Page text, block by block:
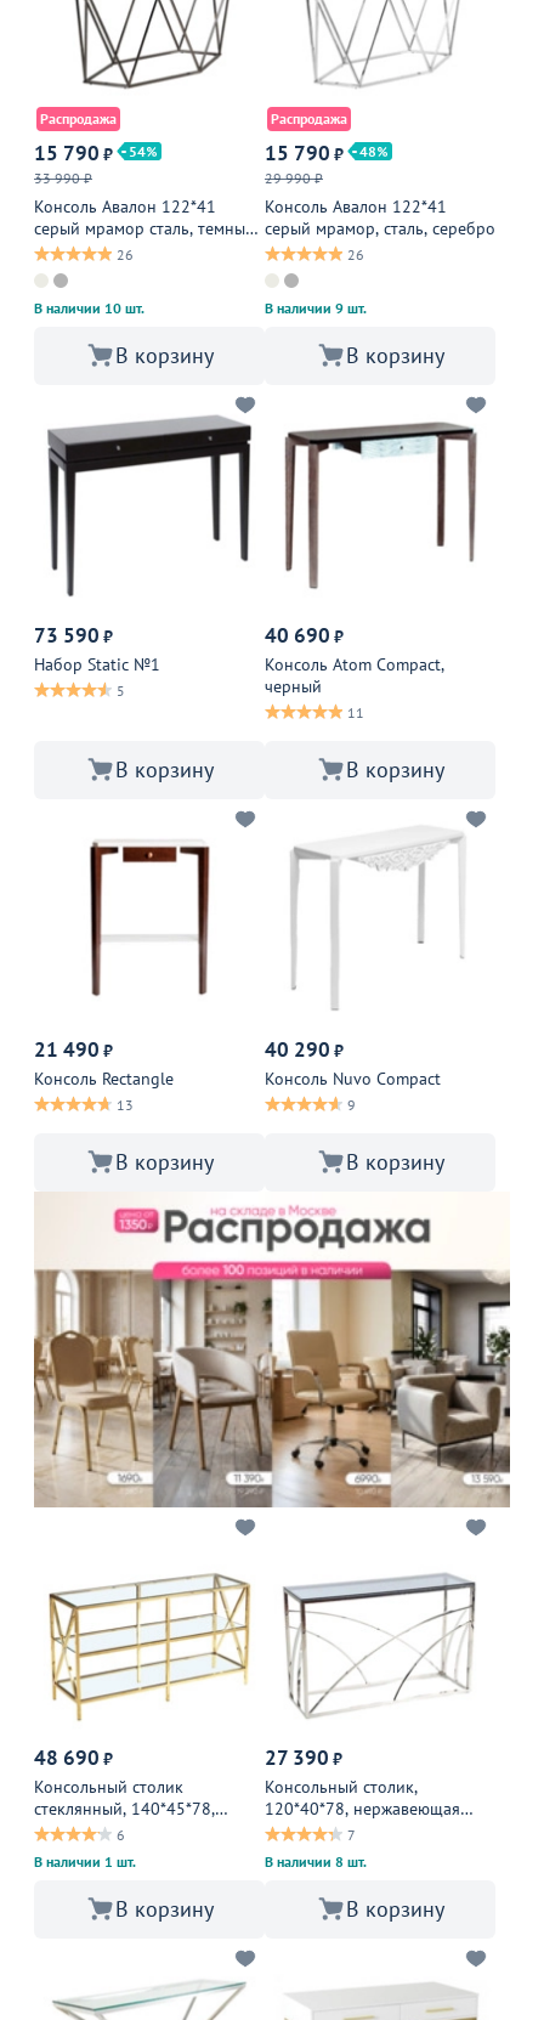
Распродажа
15 790 ₽
54
33 990 ₽
Консоль Авалон 122*41
серый мрамор сталь, темный
хром
26
В наличии 10 шт.
В корзину
Распродажа
15 790 ₽
48
29 990 ₽
Консоль Авалон 122*41
серый мрамор, сталь, серебро
26
В наличии 9 шт.
В корзину
73 590 ₽
Набор Static №1
5
В корзину
40 690 ₽
Консоль Atom Compact,
черный
11
В корзину
21 490 ₽
Консоль Rectangle
13
В корзину
40 290 ₽
Консоль Nuvo Compact
9
В корзину
48 690 ₽
Консольный столик
стеклянный, 140*45*78,
нержавеющая сталь, золото
6
В наличии 1 шт.
В корзину
27 390 ₽
Консольный столик,
120*40*78, нержавеющая
сталь, стекло, хром
7
В наличии 8 шт.
В корзину